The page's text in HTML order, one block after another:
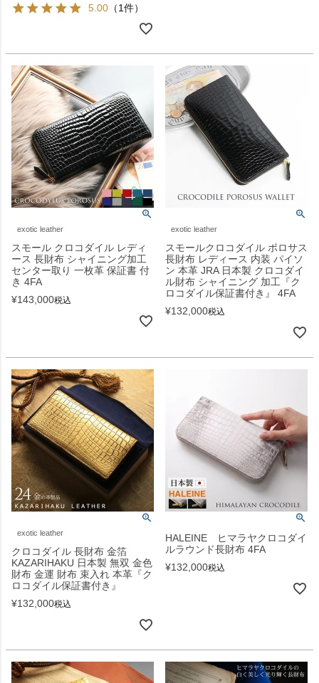
5.00 （1件）
exotic leather
スモール クロコダイル レディ
ース 長財布 シャイニング加工
センター取り 一枚革 保証書 付
き 4FA
¥143,000税込
exotic leather
スモールクロコダイル ポロサス
長財布 レディース 内装 パイソ
ン 本革 JRA 日本製 クロコダイ
ル財布 シャイニング 加工『ク
ロコダイル保証書付き』 4FA
¥132,000税込
exotic leather
クロコダイル 長財布 金箔
KAZARIHAKU 日本製 無双 金色
財布 金運 財布 束入れ 本革『ク
ロコダイル保証書付き』
¥132,000税込
HALEINE ヒマラヤクロコダイ
ルラウンド長財布 4FA
¥132,000税込